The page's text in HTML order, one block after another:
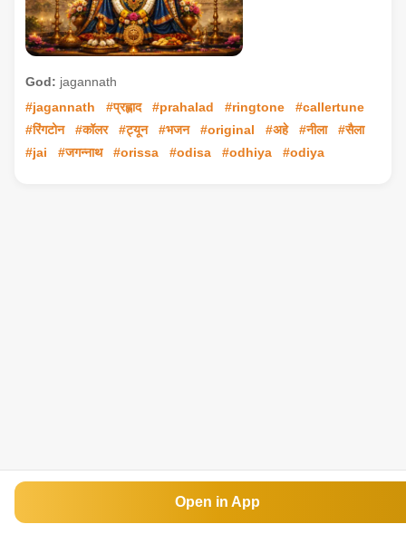
God: jagannath
#jagannath
#प्रह्लाद #prahalad #ringtone
#callertune
#रिंगटोन
#कॉलर #ट्यून #भजन #original #अहे #नीला
#सैला
#jai
#जगन्नाथ #orissa #odisa #odhiya #odiya
Open in App